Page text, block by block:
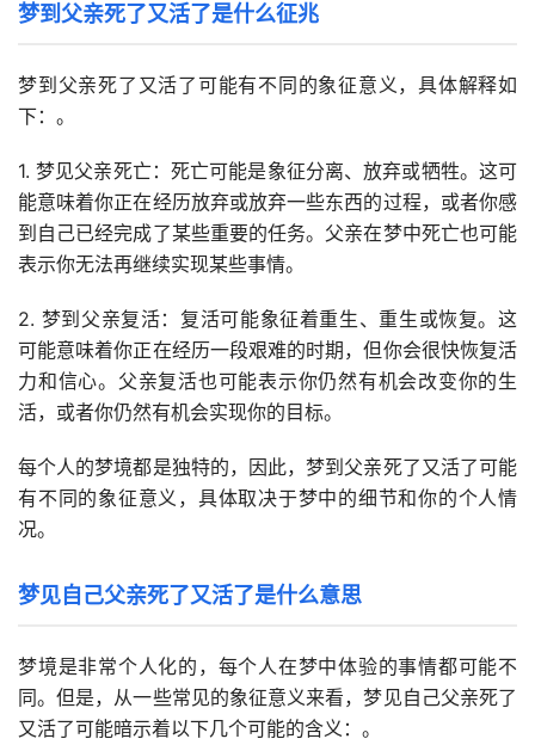
梦到父亲死了又活了是什么征兆
梦到父亲死了又活了可能有不同的象征意义，具体解释如
下：。
1. 梦见父亲死亡：死亡可能是象征分离、放弃或牺牲。这可
能意味着你正在经历放弃或放弃一些东西的过程，或者你感
到自己已经完成了某些重要的任务。父亲在梦中死亡也可能
表示你无法再继续实现某些事情。
2. 梦到父亲复活：复活可能象征着重生、重生或恢复。这
可能意味着你正在经历一段艰难的时期，但你会很快恢复活
力和信心。父亲复活也可能表示你仍然有机会改变你的生
活，或者你仍然有机会实现你的目标。
每个人的梦境都是独特的，因此，梦到父亲死了又活了可能
有不同的象征意义，具体取决于梦中的细节和你的个人情
况。
梦见自己父亲死了又活了是什么意思
梦境是非常个人化的，每个人在梦中体验的事情都可能不
同。但是，从一些常见的象征意义来看，梦见自己父亲死了
又活了可能暗示着以下几个可能的含义：。